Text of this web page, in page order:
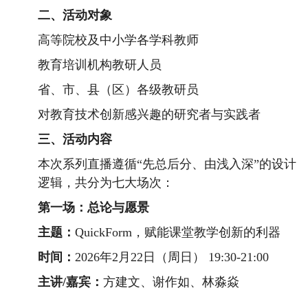
二、活动对象
高等院校及中小学各学科教师
教育培训机构教研人员
省、市、县（区）各级教研员
对教育技术创新感兴趣的研究者与实践者
三、活动内容
本次系列直播遵循“先总后分、由浅入深”的设计
逻辑，共分为七大场次：
第一场：总论与愿景
主题： QuickForm，赋能课堂教学创新的利器
时间： 2026年2月22日（周日） 19:30-21:00
主讲/嘉宾： 方建文、谢作如、林淼焱